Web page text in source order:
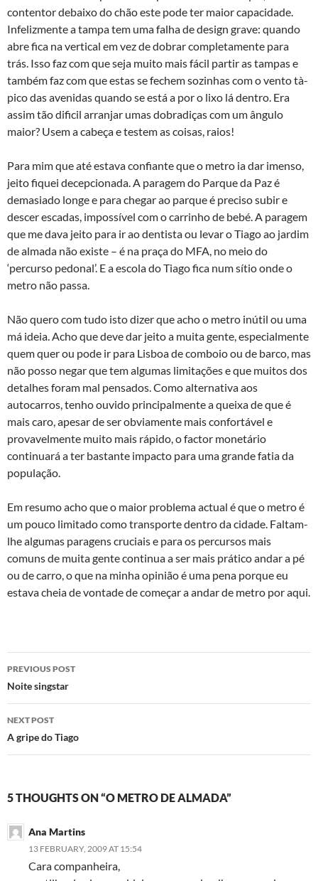
contentor debaixo do chão este pode ter maior capacidade.
Infelizmente a tampa tem uma falha de design grave: quando
abre fica na vertical em vez de dobrar completamente para
trás. Isso faz com que seja muito mais fácil partir as tampas e
também faz com que estas se fechem sozinhas com o vento tà­
pico das avenidas quando se está a por o lixo lá dentro. Era
assim tão dificil arranjar umas dobradiças com um ângulo
maior? Usem a cabeça e testem as coisas, raios!
Para mim que até estava confiante que o metro ia dar imenso,
jeito fiquei decepcionada. A paragem do Parque da Paz é
demasiado longe e para chegar ao parque é preciso subir e
descer escadas, impossível com o carrinho de bebé. A paragem
que me dava jeito para ir ao dentista ou levar o Tiago ao jardim
de almada não existe – é na praça do MFA, no meio do
‘percurso pedonal’. E a escola do Tiago fica num sí­tio onde o
metro não passa.
Não quero com tudo isto dizer que acho o metro inútil ou uma
má ideia. Acho que deve dar jeito a muita gente, especialmente
quem quer ou pode ir para Lisboa de comboio ou de barco, mas
não posso negar que tem algumas limitações e que muitos dos
detalhes foram mal pensados. Como alternativa aos
autocarros, tenho ouvido principalmente a queixa de que é
mais caro, apesar de ser obviamente mais confortável e
provavelmente muito mais rápido, o factor monetário
continuará a ter bastante impacto para uma grande fatia da
população.
Em resumo acho que o maior problema actual é que o metro é
um pouco limitado como transporte dentro da cidade. Faltam-
lhe algumas paragens cruciais e para os percursos mais
comuns de muita gente continua a ser mais prático andar a pé
ou de carro, o que na minha opinião é uma pena porque eu
estava cheia de vontade de começar a andar de metro por aqui.
Post
navigation
PREVIOUS POST
Noite singstar
NEXT POST
A gripe do Tiago
5 THOUGHTS ON “O METRO DE ALMADA”
Ana Martins
13 FEBRUARY, 2009 AT 15:54
Cara companheira,